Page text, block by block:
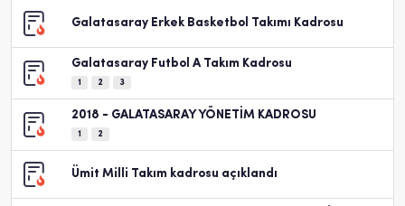
Galatasaray Erkek Basketbol Takımı Kadrosu
Galatasaray Futbol A Takım Kadrosu
1 2 3
2018 - GALATASARAY YÖNETİM KADROSU
1 2
Ümit Milli Takım kadrosu açıklandı